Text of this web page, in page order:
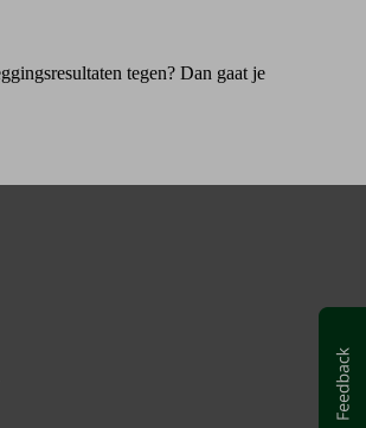
tegen? Dan gaat je